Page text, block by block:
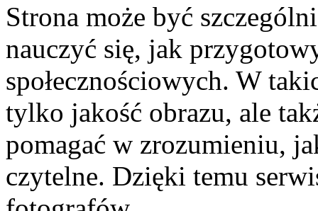
Strona może być
nauczyć się, jak
społecznościowych. W
tylko jakość obrazu, ale
pomagać w zrozumieniu,
czytelne. Dzięki temu